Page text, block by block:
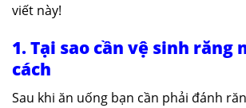
viết này!
1. Tại sao cần vệ sinh răng
cách
Sau khi ăn uống bạn cần phải đánh